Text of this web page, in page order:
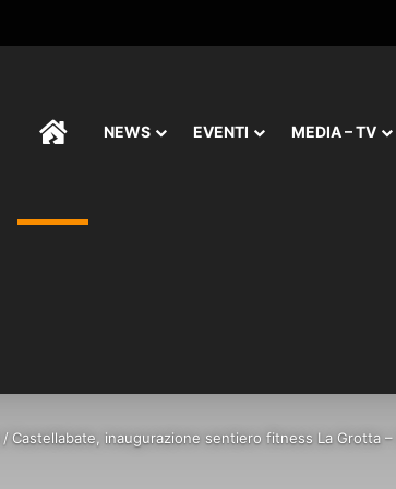
HOMENEWS EVENTI MEDIA – TV
/ Castellabate, inaugurazione sentiero fitness La Grotta –